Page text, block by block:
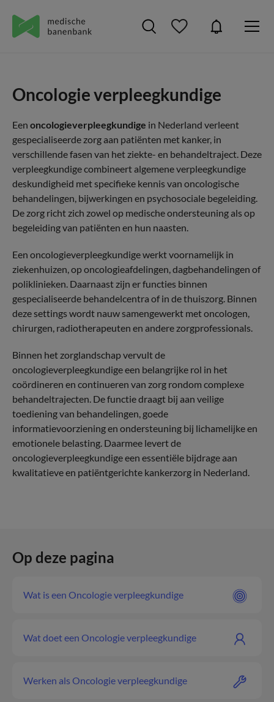
Oncologie verpleegkundige
Een oncologieverpleegkundige in Nederland verleent
gespecialiseerde zorg aan patiënten met kanker, in
verschillende fasen van het ziekte- en behandeltraject. Deze
verpleegkundige combineert algemene verpleegkundige
deskundigheid met specifieke kennis van oncologische
behandelingen, bijwerkingen en psychosociale begeleiding.
De zorg richt zich zowel op medische ondersteuning als op
begeleiding van patiënten en hun naasten.
Een oncologieverpleegkundige werkt voornamelijk in
ziekenhuizen, op oncologieafdelingen, dagbehandelingen of
poliklinieken. Daarnaast zijn er functies binnen
gespecialiseerde behandelcentra of in de thuiszorg. Binnen
deze settings wordt nauw samengewerkt met oncologen,
chirurgen, radiotherapeuten en andere zorgprofessionals.
Binnen het zorglandschap vervult de
oncologieverpleegkundige een belangrijke rol in het
coördineren en continueren van zorg rondom complexe
behandeltrajecten. De functie draagt bij aan veilige
toediening van behandelingen, goede
informatievoorziening en ondersteuning bij lichamelijke en
emotionele belasting. Daarmee levert de
oncologieverpleegkundige een essentiële bijdrage aan
kwalitatieve en patiëntgerichte kankerzorg in Nederland.
Op deze pagina
Wat is een Oncologie verpleegkundige
Wat doet een Oncologie verpleegkundige
Werken als Oncologie verpleegkundige